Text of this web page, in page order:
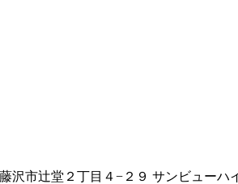
沢市辻堂２丁目４−２９ サンビューハ